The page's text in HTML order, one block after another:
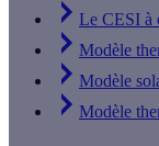
Le CESI à
Modèle
Modèle
Modèle